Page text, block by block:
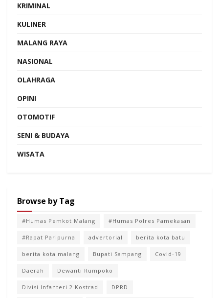
KRIMINAL
KULINER
MALANG RAYA
NASIONAL
OLAHRAGA
OPINI
OTOMOTIF
SENI & BUDAYA
WISATA
Browse by Tag
#Humas Pemkot Malang #Humas Polres Pamekasan
#Rapat Paripurna advertorial berita kota batu
berita kota malang Bupati Sampang Covid-19
Daerah Dewanti Rumpoko
Divisi Infanteri 2 Kostrad DPRD